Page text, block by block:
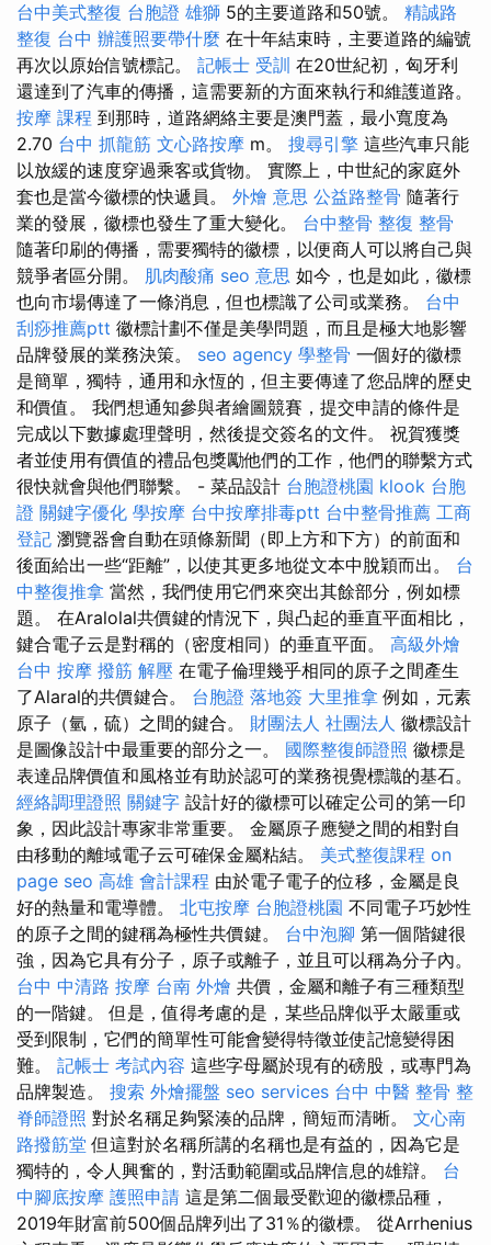
台中美式整復 台胞證 雄獅 5的主要道路和50號。 精誠路
整復 台中 辦護照要帶什麼 在十年結束時，主要道路的編號
再次以原始信號標記。 記帳士 受訓 在20世紀初，匈牙利
還達到了汽車的傳播，這需要新的方面來執行和維護道路。
按摩 課程 到那時，道路網絡主要是澳門蓋，最小寬度為
2.70 台中 抓龍筋 文心路按摩 m。 搜尋引擎 這些汽車只能
以放緩的速度穿過乘客或貨物。 實際上，中世紀的家庭外
套也是當今徽標的快遞員。 外燴 意思 公益路整骨 隨著行
業的發展，徽標也發生了重大變化。 台中整骨 整復 整骨
隨著印刷的傳播，需要獨特的徽標，以便商人可以將自己與
競爭者區分開。 肌肉酸痛 seo 意思 如今，也是如此，徽標
也向市場傳達了一條消息，但也標識了公司或業務。 台中
刮痧推薦ptt 徽標計劃不僅是美學問題，而且是極大地影響
品牌發展的業務決策。 seo agency 學整骨 一個好的徽標
是簡單，獨特，通用和永恆的，但主要傳達了您品牌的歷史
和價值。 我們想通知參與者繪圖競賽，提交申請的條件是
完成以下數據處理聲明，然後提交簽名的文件。 祝賀獲獎
者並使用有價值的禮品包獎勵他們的工作，他們的聯繫方式
很快就會與他們聯繫。 - 菜品設計 台胞證桃園 klook 台胞
證 關鍵字優化 學按摩 台中按摩排毒ptt 台中整骨推薦 工商
登記 瀏覽器會自動在頭條新聞（即上方和下方）的前面和
後面給出一些“距離”，以使其更多地從文本中脫穎而出。 台
中整復推拿 當然，我們使用它們來突出其餘部分，例如標
題。 在Aralolal共價鍵的情況下，與凸起的垂直平面相比，
鍵合電子云是對稱的（密度相同）的垂直平面。 高級外燴
台中 按摩 撥筋 解壓 在電子倫理幾乎相同的原子之間產生
了Alaral的共價鍵合。 台胞證 落地簽 大里推拿 例如，元素
原子（氫，硫）之間的鍵合。 財團法人 社團法人 徽標設計
是圖像設計中最重要的部分之一。 國際整復師證照 徽標是
表達品牌價值和風格並有助於認可的業務視覺標識的基石。
經絡調理證照 關鍵字 設計好的徽標可以確定公司的第一印
象，因此設計專家非常重要。 金屬原子應變之間的相對自
由移動的離域電子云可確保金屬粘結。 美式整復課程 on
page seo 高雄 會計課程 由於電子電子的位移，金屬是良
好的熱量和電導體。 北屯按摩 台胞證桃園 不同電子巧妙性
的原子之間的鍵稱為極性共價鍵。 台中泡腳 第一個階鍵很
強，因為它具有分子，原子或離子，並且可以稱為分子內。
台中 中清路 按摩 台南 外燴 共價，金屬和離子有三種類型
的一階鍵。 但是，值得考慮的是，某些品牌似乎太嚴重或
受到限制，它們的簡單性可能會變得特徵並使記憶變得困
難。 記帳士 考試內容 這些字母屬於現有的磅股，或專門為
品牌製造。 搜索 外燴擺盤 seo services 台中 中醫 整骨 整
脊師證照 對於名稱足夠緊湊的品牌，簡短而清晰。 文心南
路撥筋堂 但這對於名稱所講的名稱也是有益的，因為它是
獨特的，令人興奮的，對活動範圍或品牌信息的雄辯。 台
中腳底按摩 護照申請 這是第二個最受歡迎的徽標品種，
2019年財富前500個品牌列出了31％的徽標。 從Arrhenius